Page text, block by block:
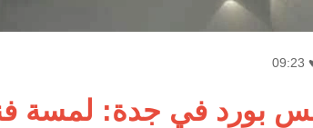
بورد في جدة: لمسة